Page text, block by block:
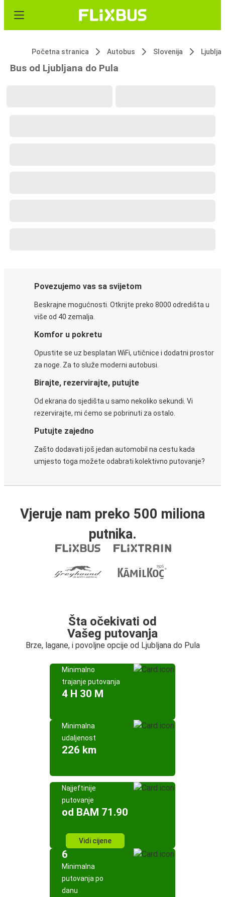
Početna stranica Autobus Slovenija
Bus od Ljubljana do Pula
Povezujemo vas sa svijetom
Beskrajne mogućnosti. Otkrijte preko 8000 odredišta u
više od 40 zemalja.
Komfor u pokretu
Opustite se uz besplatan WiFi, utičnice i dodatni prostor
za noge. Za to služe moderni autobusi.
Birajte, rezervirajte, putujte
Od ekrana do sjedišta u samo nekoliko sekundi. Vi
rezervirajte, mi ćemo se pobrinuti za ostalo.
Putujte zajedno
Zašto dodavati još jedan automobil na cestu kada
umjesto toga možete odabrati kolektivno putovanje?
Vjeruje nam preko 500 miliona
putnika.
Šta očekivati od
Vašeg putovanja
Brze, lagane, i povoljne opcije od Ljubljana do Pula
Minimalno
trajanje putovanja
4 H 30 M
Minimalna
udaljenost
226 km
Najjeftinije
putovanje
od BAM 71.90
Vidi cijene
6
Minimalna
putovanja po
danu